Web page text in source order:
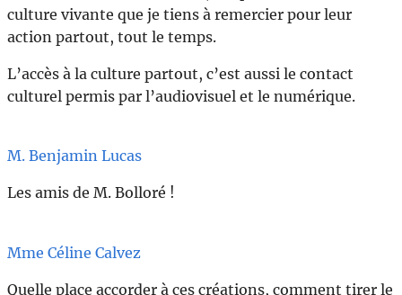
culture vivante que je tiens à remercier pour leur
action partout, tout le temps.
L’accès à la culture partout, c’est aussi le contact
culturel permis par l’audiovisuel et le numérique.
M. Benjamin Lucas
Les amis de M. Bolloré !
Mme Céline Calvez
Quelle place accorder à ces créations, comment tirer le